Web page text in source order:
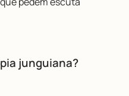
junguiana?